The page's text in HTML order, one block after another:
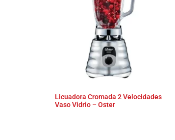
Licuadora Cromada 2 Velocidades
Vaso Vidrio – Oster